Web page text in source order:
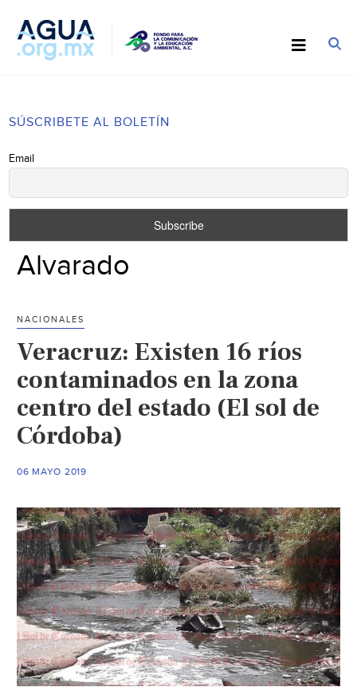
SÚSCRIBETE AL BOLETÍN
Email
Alvarado
NACIONALES
Veracruz: Existen 16 ríos
contaminados en la zona
centro del estado (El sol de
Córdoba)
06 MAYO 2019